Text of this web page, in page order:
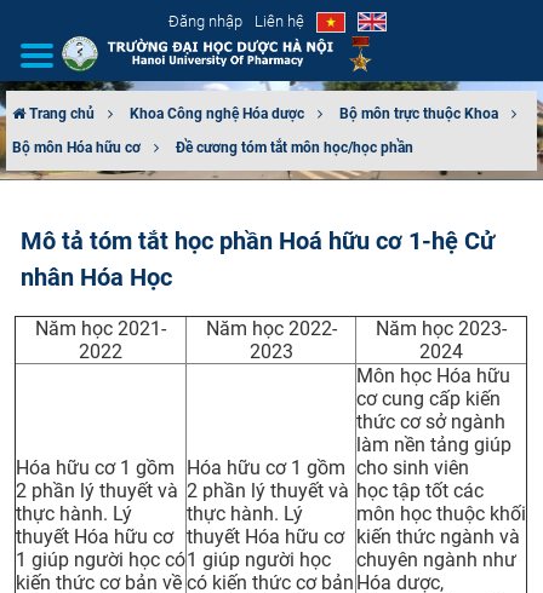
Đăng nhập Liên hệ
GIỚI THIỆU
TUYỂN SINH
ĐÀO TẠO
KHOA HỌC CÔNG NGHỆ
HTQT
CỰU NGƯỜI HỌC
Trang chủ Khoa Công nghệ Hóa dược
Bộ môn trực thuộc Khoa
Bộ môn Hóa hữu cơ
Đề cương tóm tắt môn học/học phần
Mô tả tóm tắt học phần Hoá hữu cơ 1-hệ Cử
nhân Hóa Học
Năm học 2021-
2022
Năm học 2022-
2023
Năm học 2023-
2024
Hóa hữu cơ 1 gồm
2 phần lý thuyết và
thực hành. Lý
thuyết Hóa hữu cơ
1 giúp người học có
kiến thức cơ bản về
Hóa hữu cơ 1 gồm
2 phần lý thuyết và
thực hành. Lý
thuyết Hóa hữu cơ
1 giúp người học
có kiến thức cơ bản
Môn học Hóa hữu
cơ cung cấp kiến
thức cơ sở ngành
làm nền tảng giúp
cho sinh viên
học tập tốt các
môn học thuộc khối
kiến thức ngành và
chuyên ngành như
Hóa dược,